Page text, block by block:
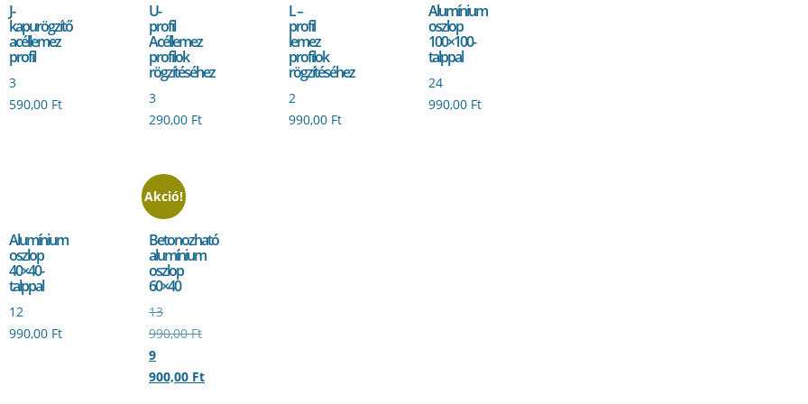
J-
kapurögzítő
acéllemez
profil
3
590,00 Ft
U-
profil
Acéllemez
profilok
rögzítéséhez
3
290,00 Ft
L –
profil
lemez
profilok
rögzítéséhez
2
990,00 Ft
Alumínium
oszlop
100×100-
talppal
24
990,00 Ft
Alumínium
oszlop
40×40-
talppal
12
990,00 Ft
Akció!
Betonozható
alumínium
oszlop
60×40
13
990,00Ft
9
900,00 Ft